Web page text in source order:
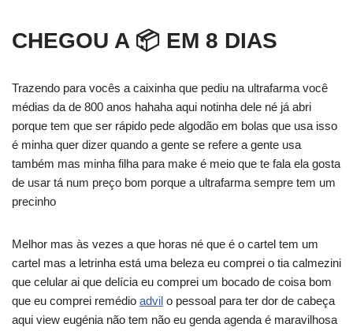
CHEGOU A 📦 EM 8 DIAS
Trazendo para vocês a caixinha que pediu na ultrafarma você
médias da de 800 anos hahaha aqui notinha dele né já abri
porque tem que ser rápido pede algodão em bolas que usa isso
é minha quer dizer quando a gente se refere a gente usa
também mas minha filha para make é meio que te fala ela gosta
de usar tá num preço bom porque a ultrafarma sempre tem um
precinho
Melhor mas às vezes a que horas né que é o cartel tem um
cartel mas a letrinha está uma beleza eu comprei o tia calmezini
que celular ai que delícia eu comprei um bocado de coisa bom
que eu comprei remédio advil o pessoal para ter dor de cabeça
aqui view eugénia não tem não eu genda agenda é maravilhosa